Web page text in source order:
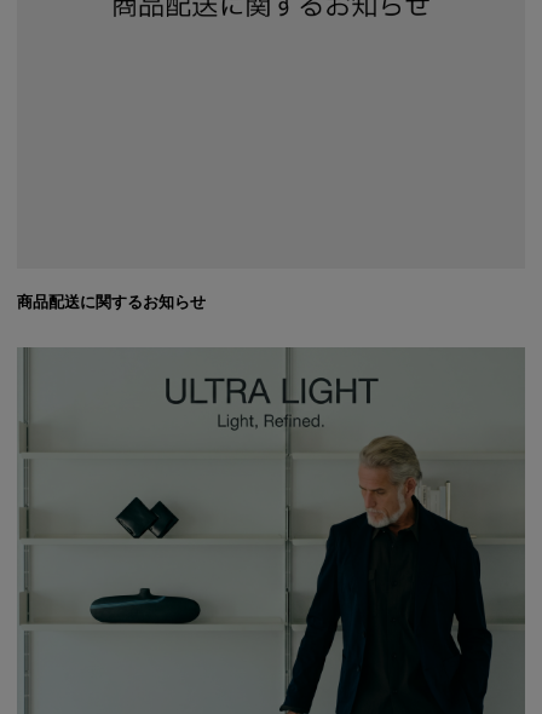
商品配送に関するお知らせ